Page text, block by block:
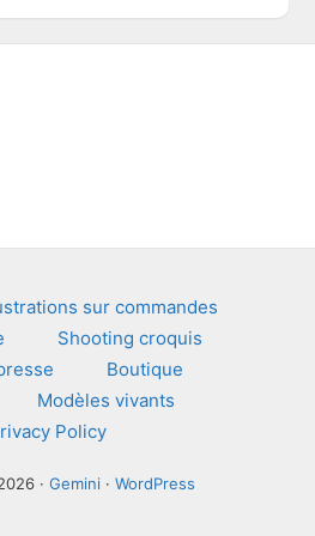
sur commandes
Shooting croquis
Boutique
Modèles vivants
Policy
· Gemini· WordPress